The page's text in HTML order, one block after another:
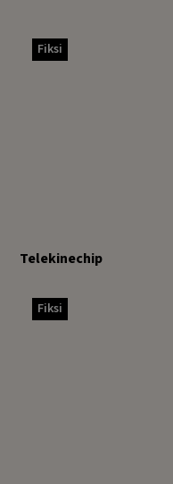
Fiksi
Telekinechip
Fiksi